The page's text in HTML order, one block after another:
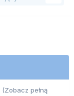
(Zobacz pełną